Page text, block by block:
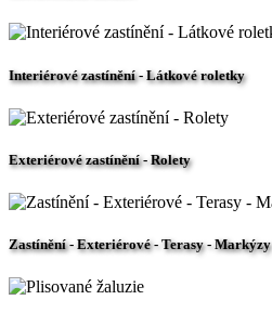
Interiérové zastínění - Látkové roletky
Exteriérové zastínění - Rolety
Zastínění - Exteriérové - Terasy - Markýzy